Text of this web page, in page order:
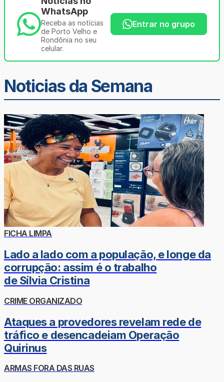
WhatsApp
Receba as notícias
de Porto Velho e
Rondônia no seu
celular.
Entrar no grupo
Noticias da Semana
FICHA LIMPA
Lado a lado com a população, e longe da
corrupção: assim é o trabalho
de Sílvia Cristina
CRIME ORGANIZADO
Ataques a provedores revelam rede de
tráfico e desencadeiam Operação
Quirinus
ARMAS FORA DAS RUAS